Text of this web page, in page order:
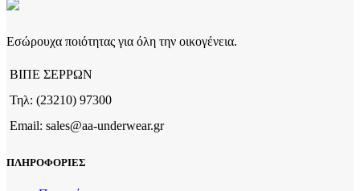
Οι
μπορούν
επιλεγούν
σελίδα
προϊόντος
Εσώρουχα ποιότητας για όλη την οικογένεια.
ΒΙΠΕ ΣΕΡΡΩΝ
Τηλ: (23210) 97300
Email: sales@aa-underwear.gr
ΠΛΗΡΟΦΟΡΙΕΣ